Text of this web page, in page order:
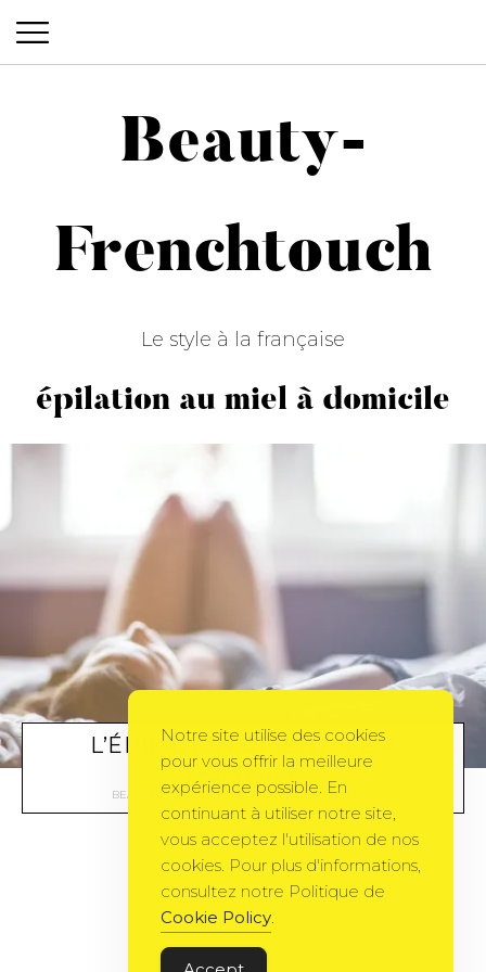
Beauty-Frenchtouch
Beauty-
Frenchtouch
Le style à la française
épilation au miel à domicile
L’ÉPILATION ORIENTALE À
DOMICILE
BEAUTÉ BYAROMESEVASION 27 JANVIER 2013
Notre site utilise des cookies
pour vous offrir la meilleure
expérience possible. En
continuant à utiliser notre site,
vous acceptez l'utilisation de nos
cookies. Pour plus d'informations,
consultez notre Politique de
Cookie Policy.